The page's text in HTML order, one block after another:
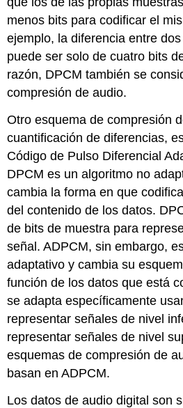
menos bits para codificar el
ejemplo, la diferencia entre
puede ser solo de cuatro bits
razón, DPCM también se
compresión de audio.
Otro esquema de compresión
cuantificación de diferencias,
Código de Pulso Diferencial
DPCM es un algoritmo no
cambia la forma en que
del contenido de los datos.
de bits de muestra para
señal. ADPCM, sin embargo,
adaptativo y cambia su
función de los datos que está
se adapta específicamente
representar señales de nivel
representar señales de nivel
esquemas de compresión de
basan en ADPCM.
Los datos de audio digital son